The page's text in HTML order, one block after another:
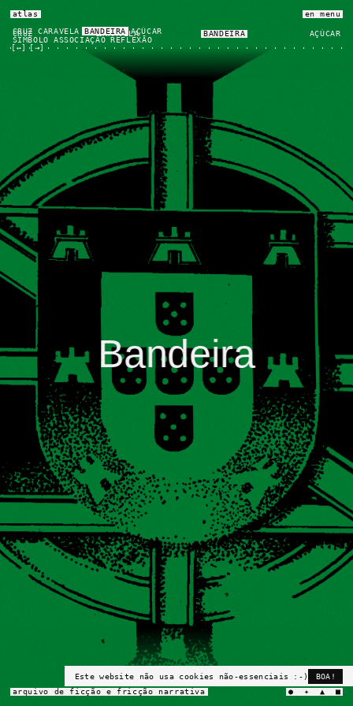
Este website não usa cookies não-essenciais :-) BOA!
atlas en menu
arquivo de ficção e fricção narrativa ● ✦ ▲ ■
CRUZ CARAVELA BANDEIRA
AÇÚCAR
SÍMBOLO
ASSOCIAÇÃO REFLEXÃO
[←]
[→]
CRUZ CARAVELA BANDEIRA AÇÚCAR
Bandeira